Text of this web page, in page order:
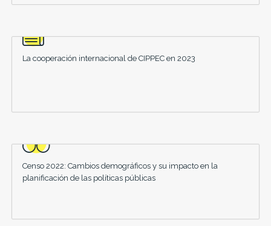
La cooperación internacional de CIPPEC en 2023
Censo 2022: Cambios demográficos y su impacto en la
planificación de las políticas públicas